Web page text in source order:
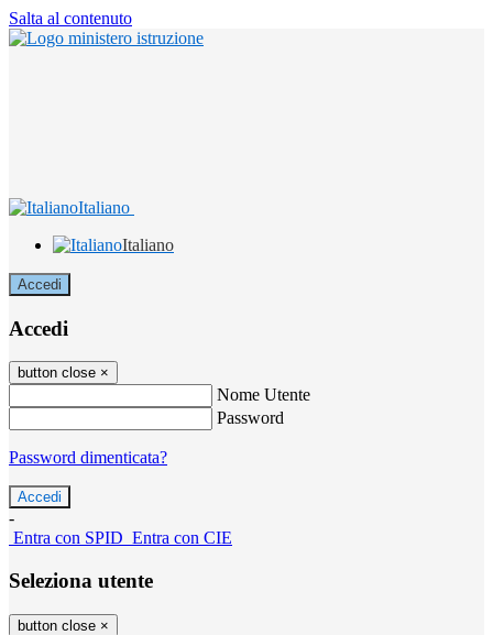
Salta al contenuto
Italiano
Italiano
Accedi
Accedi
button close ×
Nome Utente
Password
Password dimenticata?
-
Entra con SPID Entra con CIE
Seleziona utente
button close ×